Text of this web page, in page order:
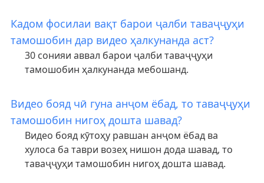
Кадом фосилаи вақт барои ҷалби таваҷҷуҳи
тамошобин дар видео ҳалкунанда аст?
30 сонияи аввал барои ҷалби таваҷҷуҳи
тамошобин ҳалкунанда мебошанд.
Видео бояд чӣ гуна анҷом ёбад, то таваҷҷуҳи
тамошобин нигоҳ дошта шавад?
Видео бояд кӯтоҳу равшан анҷом ёбад ва
хулоса ба таври возеҳ нишон дода шавад, то
таваҷҷуҳи тамошобин нигоҳ дошта шавад.